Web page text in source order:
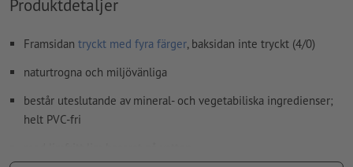
Produktdetaljer
Framsidan tryckt med fyra färger, baksidan inte tryckt (4/0)
naturtrogna och miljövänliga
består uteslutande av mineral- och vegetabiliska ingredienser;
helt PVC-fri